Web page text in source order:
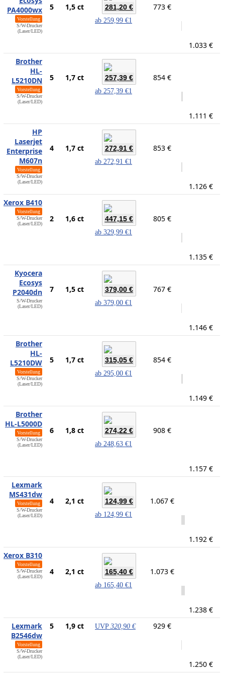
PA4000wx
Vorstellung
S/W-Drucker
(Laser/LED)
5 1,5 ct 281,20 €
ab 259,99 €1
773 €
1.033 €
Brother
HL-
L5210DN
Vorstellung
S/W-Drucker
(Laser/LED)
5 1,7 ct 257,39 €
ab 257,39 €1
854 €
1.111 €
HP
Laserjet
Enterprise
M607n
Vorstellung
S/W-Drucker
(Laser/LED)
4 1,7 ct 272,91 €
ab 272,91 €1
853 €
1.126 €
Xerox B410
Vorstellung
S/W-Drucker
(Laser/LED)
2 1,6 ct 447,15 €
ab 329,99 €1
805 €
1.135 €
Kyocera
Ecosys
P2040dn
S/W-Drucker
(Laser/LED)
7 1,5 ct 379,00 €
ab 379,00 €1
767 €
1.146 €
Brother
HL-
L5210DW
Vorstellung
S/W-Drucker
(Laser/LED)
5 1,7 ct 315,05 €
ab 295,00 €1
854 €
1.149 €
Brother
HL-L5000D
Vorstellung
S/W-Drucker
(Laser/LED)
6 1,8 ct 274,22 €
ab 248,63 €1
908 €
1.157 €
Lexmark
MS431dw
Vorstellung
S/W-Drucker
(Laser/LED)
4 2,1 ct 124,99 €
ab 124,99 €1
1.067 €
1.192 €
Xerox B310
Vorstellung
S/W-Drucker
(Laser/LED)
4 2,1 ct 165,40 €
ab 165,40 €1
1.073 €
1.238 €
Lexmark
B2546dw
Vorstellung
S/W-Drucker
(Laser/LED)
5 1,9 ct UVP 320,90 € 929 €
1.250 €